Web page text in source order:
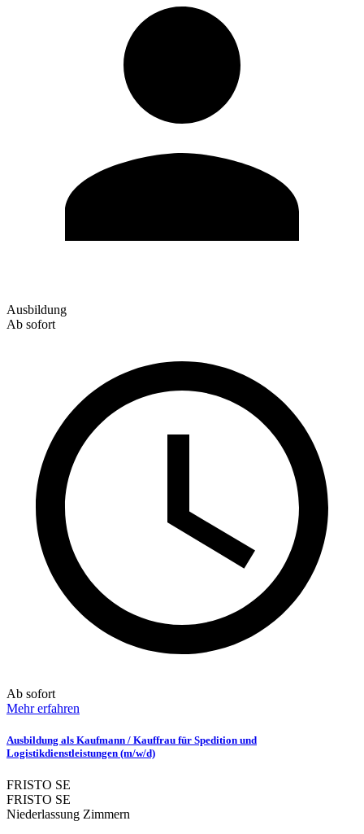
Ausbildung
Ab sofort
Ab sofort
Mehr erfahren
Ausbildung als Kaufmann / Kauffrau für Spedition und
Logistikdienstleistungen (m/w/d)
FRISTO SE
FRISTO SE
Niederlassung Zimmern